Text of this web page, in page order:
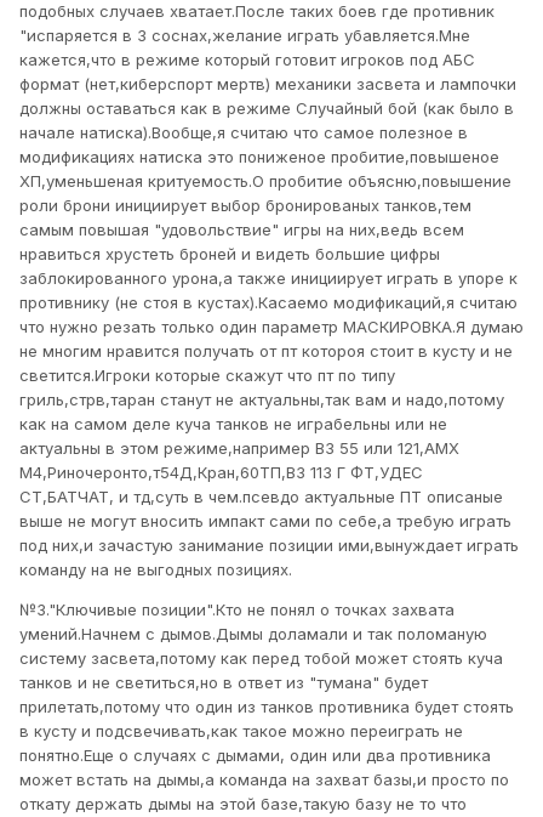
подобных случаев хватает.После таких боев где противник
"испаряется в 3 соснах,желание играть убавляется.Мне
кажется,что в режиме который готовит игроков под АБС
формат (нет,киберспорт мертв) механики засвета и лампочки
должны оставаться как в режиме Случайный бой (как было в
начале натиска).Вообще,я считаю что самое полезное в
модификациях натиска это пониженое пробитие,повышеное
ХП,уменьшеная критуемость.О пробитие объясню,повышение
роли брони инициирует выбор бронированых танков,тем
самым повышая "удовольствие" игры на них,ведь всем
нравиться хрустеть броней и видеть большие цифры
заблокированного урона,а также инициирует играть в упоре к
противнику (не стоя в кустах).Касаемо модификаций,я считаю
что нужно резать только один параметр МАСКИРОВКА.Я думаю
не многим нравится получать от пт котороя стоит в кусту и не
светится.Игроки которые скажут что пт по типу
гриль,стрв,таран станут не актуальны,так вам и надо,потому
как на самом деле куча танков не играбельны или не
актуальны в этом режиме,например ВЗ 55 или 121,АМХ
М4,Риночеронто,т54Д,Кран,60ТП,ВЗ 113 Г ФТ,УДЕС
СТ,БАТЧАТ, и тд,суть в чем.псевдо актуальные ПТ описаные
выше не могут вносить импакт сами по себе,а требую играть
под них,и зачастую занимание позиции ими,вынуждает играть
команду на не выгодных позициях.
№3."Ключивые позиции".Кто не понял о точках захвата
умений.Начнем с дымов.Дымы доламали и так поломаную
систему засвета,потому как перед тобой может стоять куча
танков и не светиться,но в ответ из "тумана" будет
прилетать,потому что один из танков противника будет стоять
в кусту и подсвечивать,как такое можно переиграть не
понятно.Еще о случаях с дымами, один или два противника
может встать на дымы,а команда на захват базы,и просто по
откату держать дымы на этой базе,такую базу не то что